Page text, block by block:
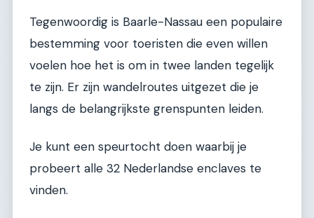
Tegenwoordig is Baarle-Nassau een populaire
bestemming voor toeristen die even willen
voelen hoe het is om in twee landen tegelijk
te zijn. Er zijn wandelroutes uitgezet die je
langs de belangrijkste grenspunten leiden.
Je kunt een speurtocht doen waarbij je
probeert alle 32 Nederlandse enclaves te
vinden.